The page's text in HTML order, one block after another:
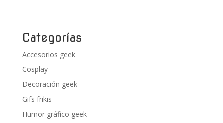
Categorías
Accesorios geek
Cosplay
Decoración geek
Gifs frikis
Humor gráfico geek